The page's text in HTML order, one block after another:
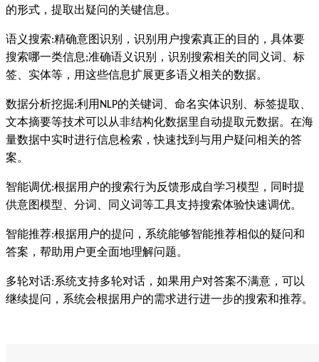
的形式，提取出疑问的关键信息。
语义搜索:精确意图识别，识别用户搜索真正的目的，具体要
搜索哪一类信息;准确语义识别，识别搜索相关的同义词、标
签、实体等，用这些信息扩展更多语义相关的数据。
数据分析挖掘:利用NLP的关键词、命名实体识别、标签提取、
文本摘要等技术可以从非结构化数据里自动提取元数据。在海
量数据中实时进行信息检索，快速找到与用户疑问相关的答
案。
智能调优:根据用户的搜索行为反馈形成自学习模型，同时提
供意图模型、分词、同义词等工具支持搜索体验快速调优。
智能推荐:根据用户的提问，系统能够智能推荐相似的疑问和
答案，帮助用户更全面地理解问题。
多轮对话:系统支持多轮对话，如果用户对答案不满意，可以
继续提问，系统会根据用户的需求进行进一步的搜索和推荐。